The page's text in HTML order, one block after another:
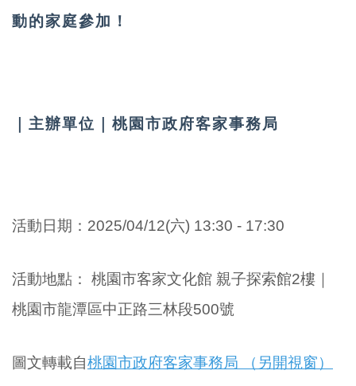
動的家庭參加！
｜主辦單位｜ 桃園市政府客家事務局
活動日期： 2025/04/12(六) 13:30 - 17:30
活動地點 ：
桃園市客家文化館 親子探索館2樓｜
桃園市龍潭區中正路三林段500號
圖文轉載自桃園市政府客家事務局 （另開視窗）